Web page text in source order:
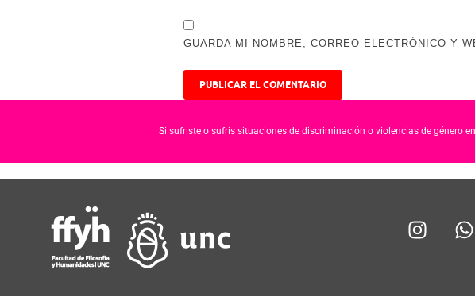
GUARDA MI NOMBRE, CORREO ELECTRÓNICO Y
Si sufriste o sufris situaciones de discriminación o violencias de género